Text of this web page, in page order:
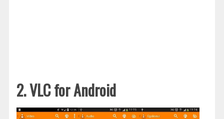
2. VLC for Android